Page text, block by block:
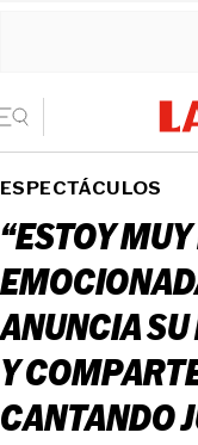
ESPECTÁCULOS
“ESTOY
ANUNCIA
Y
CANTANDO